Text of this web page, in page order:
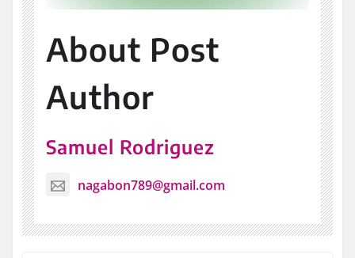
About Post
Author
Samuel Rodriguez
nagabon789@gmail.com